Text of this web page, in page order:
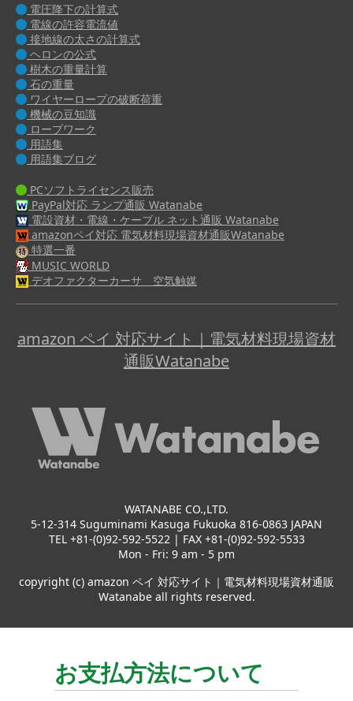
電圧降下の計算式
電線の許容電流値
接地線の太さの計算式
ヘロンの公式
樹木の重量計算
石の重量
ワイヤーロープの破断荷重
機械の豆知識
ロープワーク
用語集
用語集ブログ
PCソフトライセンス販売
PayPal対応 ランプ通販 Watanabe
電設資材・電線・ケーブル ネット通販 Watanabe
amazonペイ対応 電気材料現場資材通販Watanabe
特選一番
MUSIC WORLD
デオファクターカーサ 空気触媒
amazon ペイ 対応サイト｜電気材料現場資材
通販Watanabe
WATANABE CO.,LTD.
5-12-314 Suguminami Kasuga Fukuoka 816-0863 JAPAN
TEL +81-(0)92-592-5522 | FAX +81-(0)92-592-5533
Mon - Fri: 9 am - 5 pm
copyright (c) amazon ペイ 対応サイト｜電気材料現場資材通販
Watanabe all rights reserved.
お支払方法について